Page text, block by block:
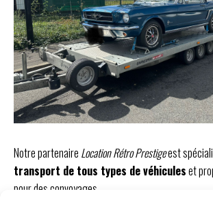
Notre partenaire Location Rétro Prestigeest
transport de tous types de véhiculeset
pour des convoyages.